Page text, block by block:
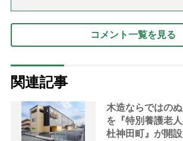
の夏ネックレス」上品＆涼しげ
に見せる4つの法則）
コメント一覧を見る
関連記事
木造ならではの
を『特別養護老
杜神田町』が開